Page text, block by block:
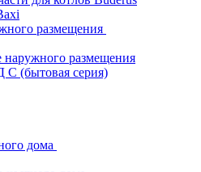
размещения
наружного размещения
(бытовая серия)
дома